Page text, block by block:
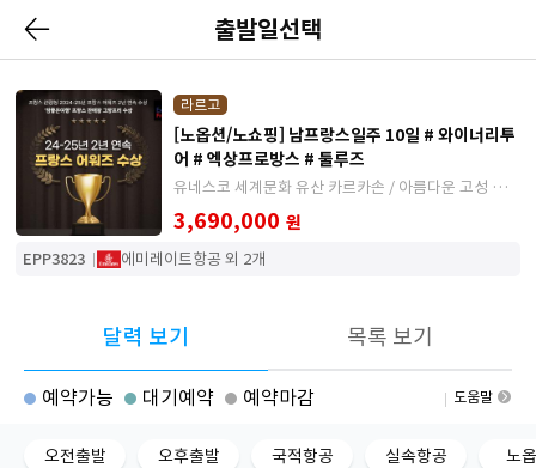
출발일선택
라르고
[노옵션/노쇼핑] 남프랑스일주 10일 # 와이너리투
어 # 엑상프로방스 # 툴루즈
유네스코 세계문화 유산 카르카손 / 아름다운 고성 쉬농
소 / 아름다운 남부 도시 아를 그리고 에즈
3,690,000 원
EPP3823 에미레이트항공 외 2개
달력 보기 목록 보기
예약가능 대기예약 예약마감 도움말
오전출발 오후출발 국적항공 실속항공 노